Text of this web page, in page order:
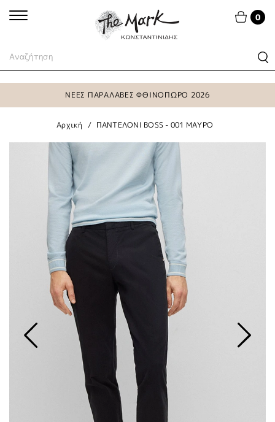
0
ΝΕΕΣ ΠΑΡΑΛΑΒΕΣ ΦΘΙΝΟΠΩΡΟ 2026
Αρχική ΠΑΝΤΕΛΟΝΙ BOSS - 001 ΜΑΥΡΟ